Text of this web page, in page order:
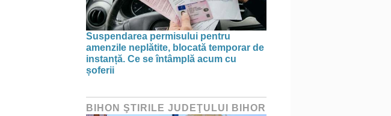
Suspendarea permisului pentru
amenzile neplătite, blocată temporar de
instanță. Ce se întâmplă acum cu
șoferii
BIHON ŞTIRILE JUDEŢULUI BIHOR